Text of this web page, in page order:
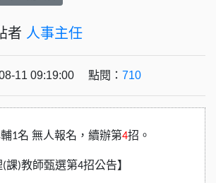
者 人事主任
11 09:19:00 點閱： 710
1名 無人報名，續辦第4招。
(課)教師甄選第4招公告】